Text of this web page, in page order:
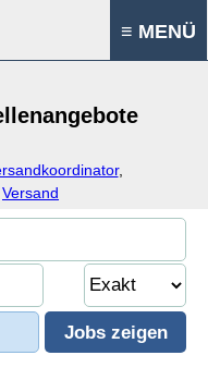
≡ MENÜ
,
Versand